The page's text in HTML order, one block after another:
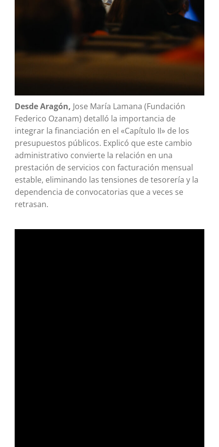
Desde Aragón, Jose María Lamana (Fundación
Federico Ozanam) detalló la importancia de
integrar la financiación en el «Capítulo II» de los
presupuestos públicos. Explicó que este cambio
administrativo convierte la relación en una
prestación de servicios con facturación mensual
estable, eliminando las tensiones de tesorería y la
dependencia de convocatorias que a veces se
retrasan.